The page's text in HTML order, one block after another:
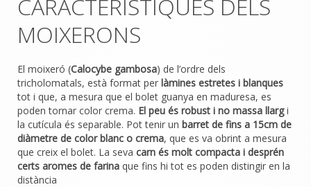
CARACTERÍSTIQUES DELS
MOIXERONS
El moixeró (Calocybe gambosa) de l’ordre dels
tricholomatals, està format per làmines estretes i blanques
tot i que, a mesura que el bolet guanya en maduresa, es
poden tornar color crema. El peu és robust i no massa llargi
la cutícula és separable. Pot tenir un barret de fins a 15cm de
diàmetre de color blanc o crema, que es va obrint a mesura
que creix el bolet. La seva carn és molt compacta i desprén
certs aromes de farina que fins hi tot es poden distingir en la
distància